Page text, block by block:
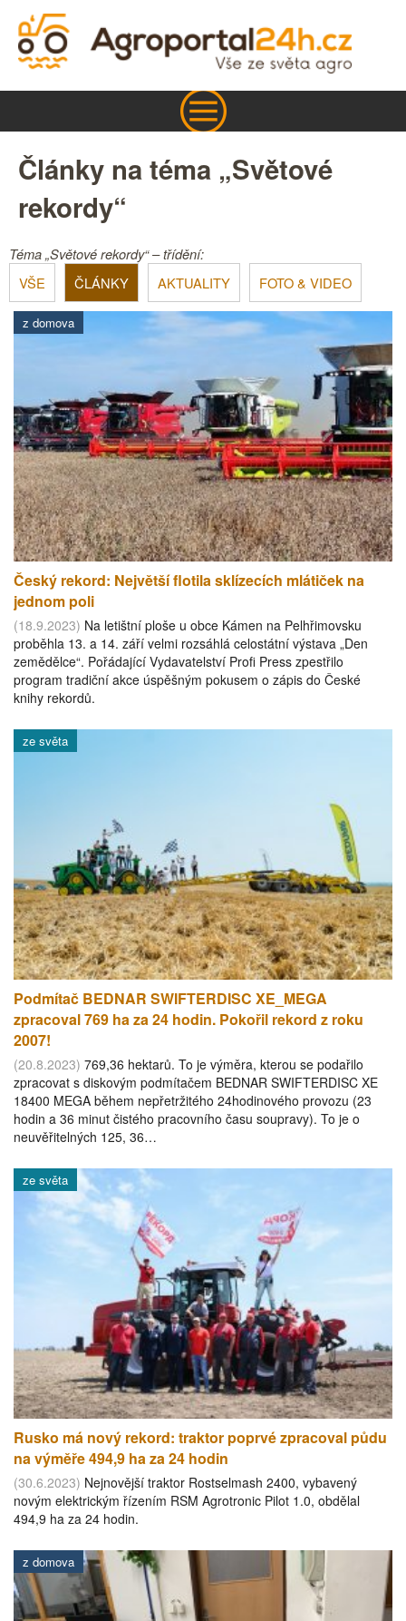
Články na téma „Světové
rekordy“
Téma „Světové rekordy“ – třídění:
VŠE
ČLÁNKY AKTUALITY FOTO & VIDEO
z domova
Český rekord: Největší flotila sklízecích mlátiček na
jednom poli
(18.9.2023) Na letištní ploše u obce Kámen na Pelhřimovsku
proběhla 13. a 14. září velmi rozsáhlá celostátní výstava „Den
zemědělce“. Pořádající Vydavatelství Profi Press zpestřilo
program tradiční akce úspěšným pokusem o zápis do České
knihy rekordů.
ze světa
Podmítač BEDNAR SWIFTERDISC XE_MEGA
zpracoval 769 ha za 24 hodin. Pokořil rekord z roku
2007!
(20.8.2023) 769,36 hektarů. To je výměra, kterou se podařilo
zpracovat s diskovým podmítačem BEDNAR SWIFTERDISC XE
18400 MEGA během nepřetržitého 24hodinového provozu (23
hodin a 36 minut čistého pracovního času soupravy). To je o
neuvěřitelných 125, 36…
ze světa
Rusko má nový rekord: traktor poprvé zpracoval půdu
na výměře 494,9 ha za 24 hodin
(30.6.2023) Nejnovější traktor Rostselmash 2400, vybavený
novým elektrickým řízením RSM Agrotronic Pilot 1.0, obdělal
494,9 ha za 24 hodin.
z domova